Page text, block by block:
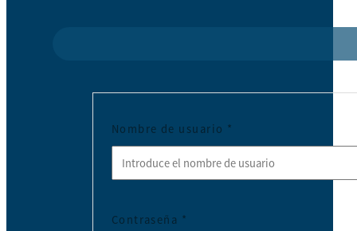
Nombre de usuario *
Contraseña *